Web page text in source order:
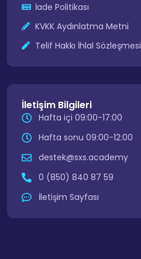
İade Politikası
KVKK Aydınlatma Metni
Telif Hakkı İhlal Sözleşmesi
İletişim Bilgileri
Hafta içi 09:00-17:00
Hafta sonu 09:00-12:00
destek@sxs.academy
0 (850) 840 87 59
İletişim Sayfası